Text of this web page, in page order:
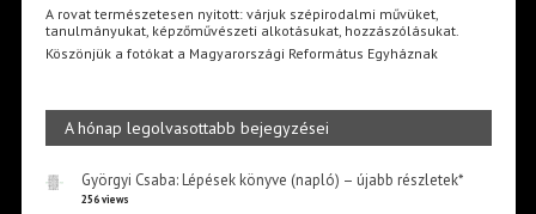
A rovat természetesen nyitott: várjuk szépirodalmi művüket,
tanulmányukat, képzőművészeti alkotásukat, hozzászólásukat.
Köszönjük a fotókat a Magyarországi Református Egyháznak
A hónap legolvasottabb bejegyzései
Györgyi Csaba: Lépések könyve (napló) – újabb részletek*
256 views